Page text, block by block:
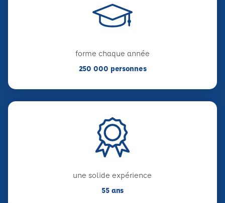
forme chaque année
250 000 personnes
une solide expérience
55 ans